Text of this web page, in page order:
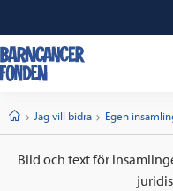
StartJag vill bidra Egen
Bild och text för